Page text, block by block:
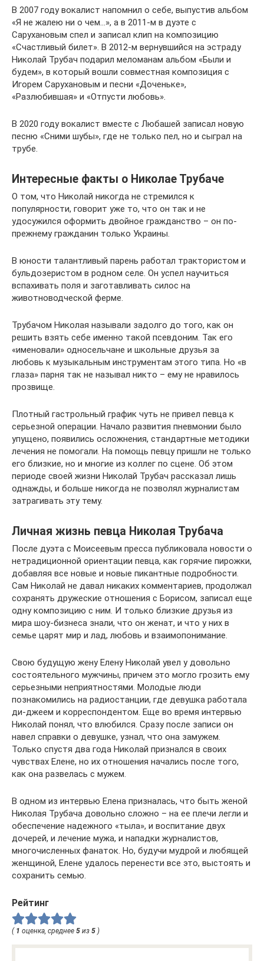
В 2007 году вокалист напомнил о себе, выпустив альбом
«Я не жалею ни о чем…», а в 2011-м в дуэте с
Сарухановым спел и записал клип на композицию
«Счастливый билет». В 2012-м вернувшийся на эстраду
Николай Трубач подарил меломанам альбом «Были и
будем», в который вошли совместная композиция с
Игорем Сарухановым и песни «Доченьке»,
«Разлюбившая» и «Отпусти любовь».
В 2020 году вокалист вместе с Любашей записал новую
песню «Сними шубы», где не только пел, но и сыграл на
трубе.
Интересные факты о Николае Трубаче
О том, что Николай никогда не стремился к
популярности, говорит уже то, что он так и не
удосужился оформить двойное гражданство – он по-
прежнему гражданин только Украины.
В юности талантливый парень работал трактористом и
бульдозеристом в родном селе. Он успел научиться
вспахивать поля и заготавливать силос на
животноводческой ферме.
Трубачом Николая называли задолго до того, как он
решить взять себе именно такой псевдоним. Так его
«именовали» односельчане и школьные друзья за
любовь к музыкальным инструментам этого типа. Но «в
глаза» парня так не называл никто – ему не нравилось
прозвище.
Плотный гастрольный график чуть не привел певца к
серьезной операции. Начало развития пневмонии было
упущено, появились осложнения, стандартные методики
лечения не помогали. На помощь певцу пришли не только
его близкие, но и многие из коллег по сцене. Об этом
периоде своей жизни Николай Трубач рассказал лишь
однажды, и больше никогда не позволял журналистам
затрагивать эту тему.
Личная жизнь певца Николая Трубача
После дуэта с Моисеевым пресса публиковала новости о
нетрадиционной ориентации певца, как горячие пирожки,
добавляя все новые и новые пикантные подробности.
Сам Николай не давал никаких комментариев, продолжал
сохранять дружеские отношения с Борисом, записал еще
одну композицию с ним. И только близкие друзья из
мира шоу-бизнеса знали, что он женат, и что у них в
семье царят мир и лад, любовь и взаимопонимание.
Свою будущую жену Елену Николай увел у довольно
состоятельного мужчины, причем это могло грозить ему
серьезными неприятностями. Молодые люди
познакомились на радиостанции, где девушка работала
ди-джеем и корреспондентом. Еще во время интервью
Николай понял, что влюбился. Сразу после записи он
навел справки о девушке, узнал, что она замужем.
Только спустя два года Николай признался в своих
чувствах Елене, но их отношения начались после того,
как она развелась с мужем.
В одном из интервью Елена призналась, что быть женой
Николая Трубача довольно сложно – на ее плечи легли и
обеспечение надежного «тыла», и воспитание двух
дочерей, и лечение мужа, и нападки журналистов,
многочисленных фанаток. Но, будучи мудрой и любящей
женщиной, Елене удалось перенести все это, выстоять и
сохранить семью.
Рейтинг
( 1 оценка, среднее 5 из 5 )